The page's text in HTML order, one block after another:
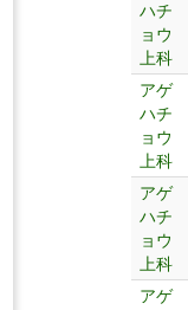
ハチ
ョウ
上科
アゲ
ハチ
ョウ
上科
アゲ
ハチ
ョウ
上科
アゲ